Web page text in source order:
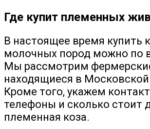
Где купит племенных
В настоящее время купить
молочных пород можно по
Мы рассмотрим
находящиеся в Московской
Кроме того, укажем
телефоны и сколько стоит
племенная коза.